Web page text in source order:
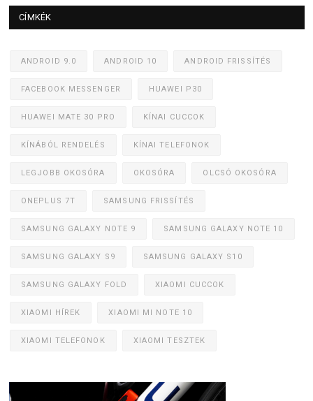
CÍMKÉK
ANDROID 9.0 ANDROID 10 ANDROID FRISSÍTÉS
FACEBOOK MESSENGER HUAWEI P30
HUAWEI MATE 30 PRO KÍNAI CUCCOK
KÍNÁBÓL RENDELÉS KÍNAI TELEFONOK
LEGJOBB OKOSÓRA OKOSÓRA OLCSÓ OKOSÓRA
ONEPLUS 7T SAMSUNG FRISSÍTÉS
SAMSUNG GALAXY NOTE 9 SAMSUNG GALAXY NOTE 10
SAMSUNG GALAXY S9 SAMSUNG GALAXY S10
SAMSUNG GALAXY FOLD XIAOMI CUCCOK
XIAOMI HÍREK XIAOMI MI NOTE 10
XIAOMI TELEFONOK XIAOMI TESZTEK